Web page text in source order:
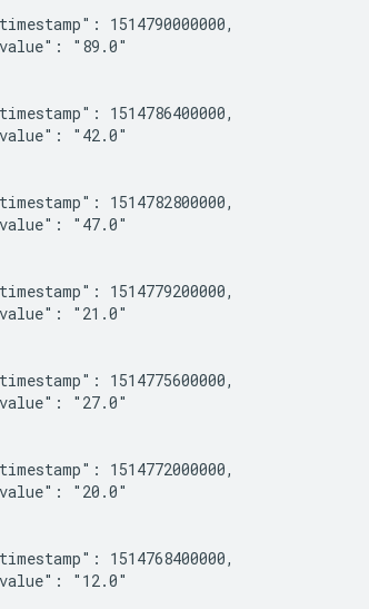
1514790000000,
"89.0"
1514786400000,
"42.0"
1514782800000,
"47.0"
1514779200000,
"21.0"
1514775600000,
"27.0"
1514772000000,
"20.0"
1514768400000,
"12.0"